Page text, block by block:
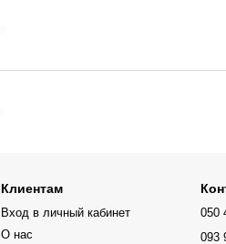
Клиентам
Вход в личный кабинет
О нас
050
093